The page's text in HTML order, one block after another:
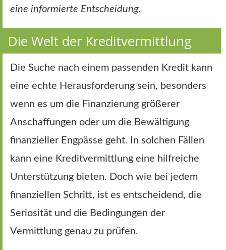
eine informierte Entscheidung.
Die Welt der Kreditvermittlung
Die Suche nach einem passenden Kredit kann
eine echte Herausforderung sein, besonders
wenn es um die Finanzierung größerer
Anschaffungen oder um die Bewältigung
finanzieller Engpässe geht. In solchen Fällen
kann eine Kreditvermittlung eine hilfreiche
Unterstützung bieten. Doch wie bei jedem
finanziellen Schritt, ist es entscheidend, die
Seriosität und die Bedingungen der
Vermittlung genau zu prüfen.